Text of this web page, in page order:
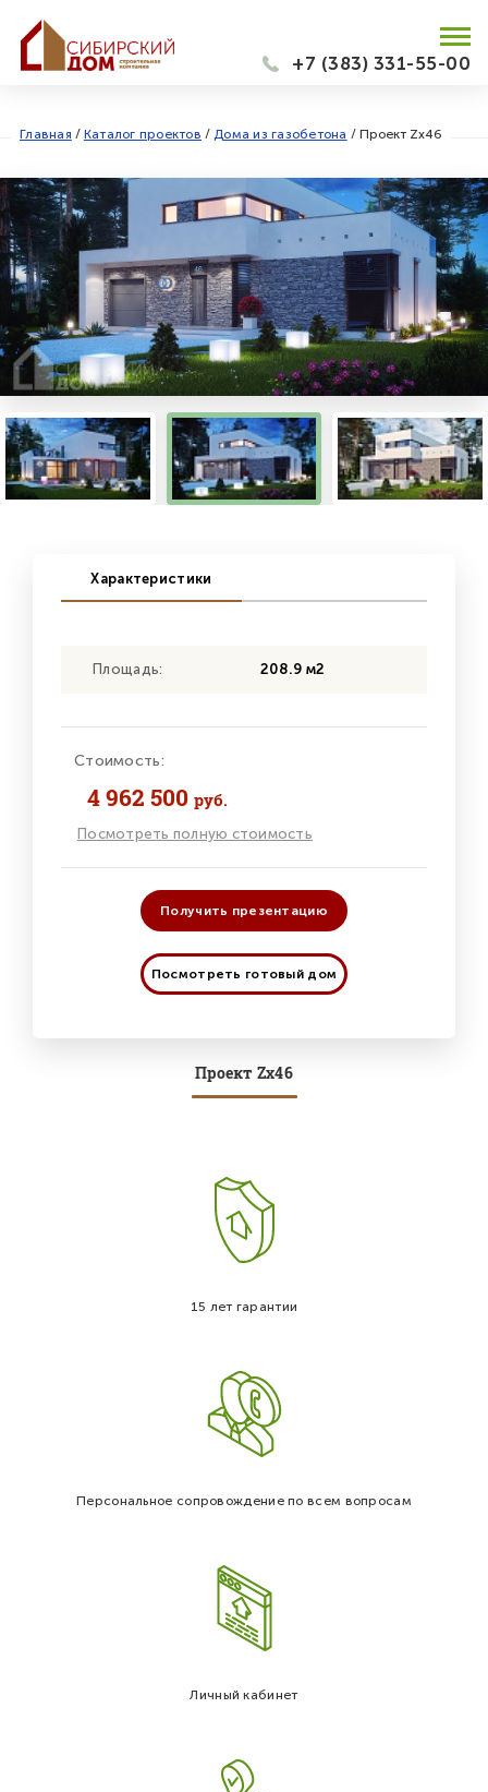
+7 (383) 331-55-00
Главная / Каталог проектов / Дома из газобетона / Проект Zx46
Характеристики
Площадь: 208.9 м2
Стоимость:
4 962 500 руб.
Посмотреть полную стоимость
Получить презентацию
Посмотреть готовый дом
Проект Zx46
15 лет гарантии
Персональное сопровождение по всем вопросам
Личный кабинет